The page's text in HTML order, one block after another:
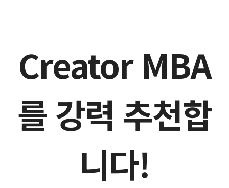
Creator MBA
를 강력 추천합
니다!